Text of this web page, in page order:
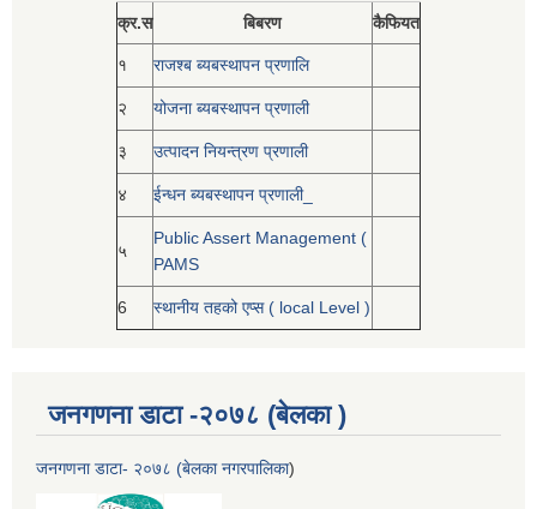
क्र.स बिबरण कैफियत
१ राजश्ब ब्यबस्थापन प्रणालि
२ योजना ब्यबस्थापन प्रणाली
३ उत्पादन नियन्त्रण प्रणाली
४ ईन्धन ब्यबस्थापन प्रणाली_
५
Public Assert Management (
PAMS
6 स्थानीय तहको एप्स ( local Level )
जनगणना डाटा -२०७८ (बेलका )
जनगणना डाटा- २०७८ (बेलका नगरपालिका)